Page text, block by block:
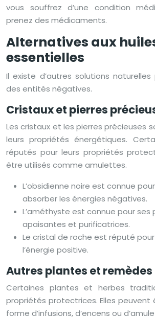
vous souffrez d’une condition
prenez des médicaments.
Alternatives aux
essentielles
Il existe d’autres solutions
des entités négatives.
Cristaux et pierres
Les cristaux et les pierres précieuses
leurs propriétés énergétiques.
réputés pour leurs propriétés
être utilisés comme amulettes.
L’obsidienne noire est connue
absorber les énergies négatives.
L’améthyste est connue pour ses
apaisantes et purificatrices.
Le cristal de roche est réputé
l’énergie positive.
Autres plantes et
Certaines plantes et herbes
propriétés protectrices. Elles peuvent
forme d’infusions, d’encens ou